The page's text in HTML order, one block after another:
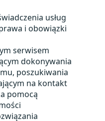
usług
i obowiązki
serwisem
dokonywania
poszukiwania
na kontakt
pomocą